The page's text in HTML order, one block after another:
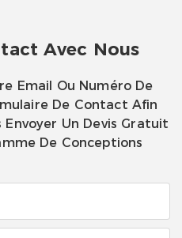
Avec Nous
Email Ou Numéro De
De Contact Afin
Envoyer Un Devis Gratuit
De Conceptions